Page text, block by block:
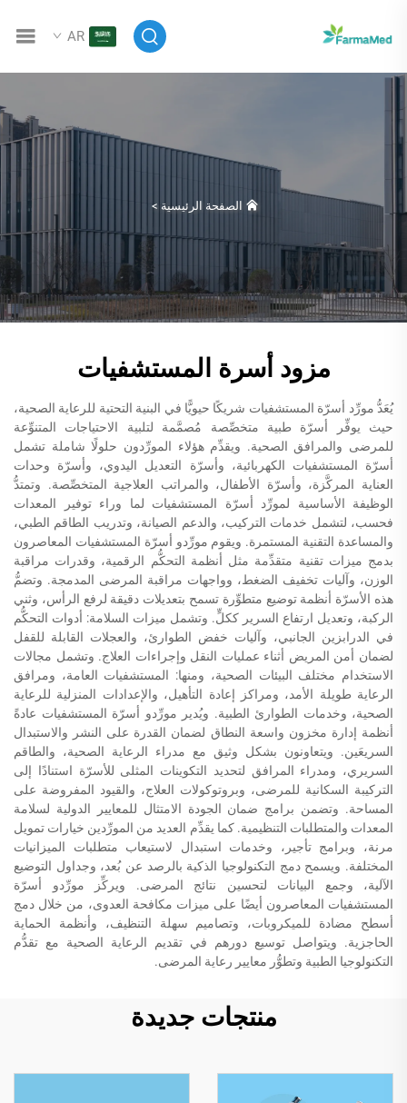
AR
الصفحة الرئيسية >
مزود أسرة المستشفيات
يُعَدُّ مورِّد أسرّة المستشفيات شريكًا حيويًّا في البنية التحتية للرعاية الصحية،
حيث يوفِّر أسرّة طبية متخصِّصة مُصمَّمة لتلبية الاحتياجات المتنوِّعة
للمرضى والمرافق الصحية. ويقدِّم هؤلاء المورِّدون حلولًا شاملة تشمل
أسرّة المستشفيات الكهربائية، وأسرّة التعديل اليدوي، وأسرّة وحدات
العناية المركَّزة، وأسرّة الأطفال، والمراتب العلاجية المتخصِّصة. وتمتدُّ
الوظيفة الأساسية لمورِّد أسرّة المستشفيات لما وراء توفير المعدات
فحسب، لتشمل خدمات التركيب، والدعم الصيانة، وتدريب الطاقم الطبي،
والمساعدة التقنية المستمرة. ويقوم مورِّدو أسرّة المستشفيات المعاصرون
بدمج ميزات تقنية متقدِّمة مثل أنظمة التحكُّم الرقمية، وقدرات مراقبة
الوزن، وآليات تخفيف الضغط، وواجهات مراقبة المرضى المدمجة. وتضمُّ
هذه الأسرّة أنظمة توضيع متطوِّرة تسمح بتعديلات دقيقة لرفع الرأس، وثني
الركبة، وتعديل ارتفاع السرير ككلٍّ. وتشمل ميزات السلامة: أدوات التحكُّم
في الدرابزين الجانبي، وآليات خفض الطوارئ، والعجلات القابلة للقفل
لضمان أمن المريض أثناء عمليات النقل وإجراءات العلاج. وتشمل مجالات
الاستخدام مختلف البيئات الصحية، ومنها: المستشفيات العامة، ومرافق
الرعاية طويلة الأمد، ومراكز إعادة التأهيل، والإعدادات المنزلية للرعاية
الصحية، وخدمات الطوارئ الطبية. ويُدير مورِّدو أسرّة المستشفيات عادةً
أنظمة إدارة مخزون واسعة النطاق لضمان القدرة على النشر والاستبدال
السريعَين. ويتعاونون بشكل وثيق مع مدراء الرعاية الصحية، والطاقم
السريري، ومدراء المرافق لتحديد التكوينات المثلى للأسرّة استنادًا إلى
التركيبة السكانية للمرضى، وبروتوكولات العلاج، والقيود المفروضة على
المساحة. وتضمن برامج ضمان الجودة الامتثال للمعايير الدولية لسلامة
المعدات والمتطلبات التنظيمية. كما يقدِّم العديد من المورِّدين خيارات تمويل
مرنة، وبرامج تأجير، وخدمات استبدال لاستيعاب متطلبات الميزانيات
المختلفة. ويسمح دمج التكنولوجيا الذكية بالرصد عن بُعد، وجداول التوضيع
الآلية، وجمع البيانات لتحسين نتائج المرضى. ويركِّز مورِّدو أسرّة
المستشفيات المعاصرون أيضًا على ميزات مكافحة العدوى، من خلال دمج
أسطح مضادة للميكروبات، وتصاميم سهلة التنظيف، وأنظمة الحماية
الحاجزية. ويتواصل توسيع دورهم في تقديم الرعاية الصحية مع تقدُّم
التكنولوجيا الطبية وتطوُّر معايير رعاية المرضى.
منتجات جديدة